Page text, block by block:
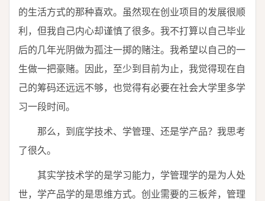
的生活方式的那种喜欢。虽然现在创业项目的发展很顺
利，但我自己内心却谨慎了很多。我不打算以自己毕业
后的几年光阴做为孤注一掷的赌注。我希望以自己的一
生做一把豪赌。因此，至少到目前为止，我觉得现在自
己的筹码还远远不够，也觉得有必要在社会大学里多学
习一段时间。
那么，到底学技术、学管理、还是学产品？我思考
了很久。
其实学技术学的是学习能力，学管理学的是为人处
世，学产品学的是思维方式。创业需要的三板斧，管理